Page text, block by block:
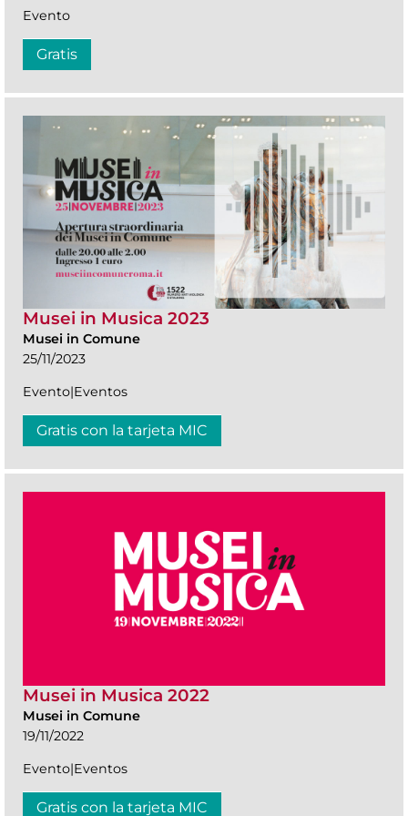
Evento
Gratis
Musei in Musica 2023
Musei in Comune
25/11/2023
Evento|Eventos
Gratis con la tarjeta MIC
Musei in Musica 2022
Musei in Comune
19/11/2022
Evento|Eventos
Gratis con la tarjeta MIC